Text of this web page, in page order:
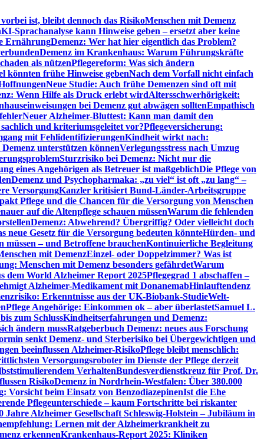
ist, bleibt dennoch das RisikoMenschen mit Demenz
KI-Sprachanalyse kann Hinweise geben – ersetzt aber keine
ErnährungDemenz: Wer hat hier eigentlich das Problem?
Demenz im Krankenhaus: Warum Führungskräfte
als nützenPflegereform: Was sich ändern
könnten frühe Hinweise gebenNach dem Vorfall nicht einfach
Neue Studie: Auch frühe Demenzen sind oft mit
Wenn Hilfe als Druck erlebt wirdAltersschwerhörigkeit:
bei Demenz gut abwägen solltenEmpathisch
Neuer Alzheimer-Bluttest: Kann man damit den
und kriteriumsgeleitet vor?Pflegeversicherung:
mit FehlidentifizierungenKindheit wirkt nach:
unterstützen könnenVerlegungsstress nach Umzug
Sturzrisiko bei Demenz: Nicht nur die
eines Angehörigen als Betreuer ist maßgeblichDie Pflege von
Demenz und Psychopharmaka: „zu viel“ ist oft „zu lang“ –
VersorgungKanzler kritisiert Bund-Länder-Arbeitsgruppe
Pflege und die Chancen für die Versorgung von Menschen
auf die Altenpflege schauen müssenWarum die fehlenden
Demenz: Abwehrend? Übergriffig? Oder vielleicht doch
neue Gesetz für die Versorgung bedeuten könnteHürden- und
– und Betroffene brauchenKontinuierliche Begleitung
mit DemenzEinzel- oder Doppelzimmer? Was ist
Menschen mit Demenz besonders gefährdetWarum
dem World Alzheimer Report 2025Pflegegrad 1 abschaffen –
Alzheimer-Medikament mit DonanemabHinlauftendenz
Erkenntnisse aus der UK-Biobank-StudieWelt-
Pflege Angehörige: Einkommen ok – aber überlastetSamuel L.
zum SchlussKindheitserfahrungen und Demenz:
ändern mussRatgeberbuch Demenz: neues aus Forschung
senkt Demenz- und Sterberisiko bei Übergewichtigen und
beeinflussen Alzheimer-RisikoPflege bleibt menschlich:
Versorgungsroboter im Dienste der Pflege derzeit
VerhaltenBundesverdienstkreuz für Prof. Dr.
RisikoDemenz in Nordrhein-Westfalen: Über 380.000
Vorsicht beim Einsatz von BenzodiazepinenIst die Ehe
Pflegeunterschiede – kaum Fortschritte bei riskanter
Jahre Alzheimer Gesellschaft Schleswig-Holstein – Jubiläum in
Lernen mit der Alzheimerkrankheit zu
erkennenKrankenhaus-Report 2025: Kliniken